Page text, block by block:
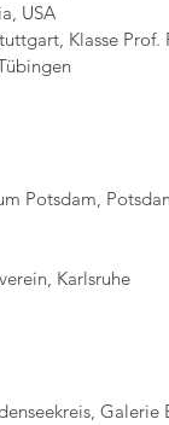
USA
Klasse Prof.
Potsdam,
Karlsruhe
Galerie